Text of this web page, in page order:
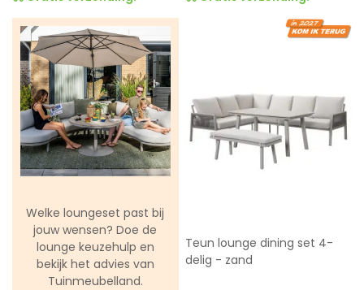
Welke loungeset past bij
jouw wensen? Doe de
lounge keuzehulp en
bekijk het advies van
Tuinmeubelland.
Teun lounge dining set 4-
delig - zand